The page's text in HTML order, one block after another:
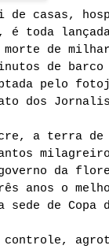
de casas,
toda
de
de
pelo
dos
a terra de
governo da
anos o
de Copa